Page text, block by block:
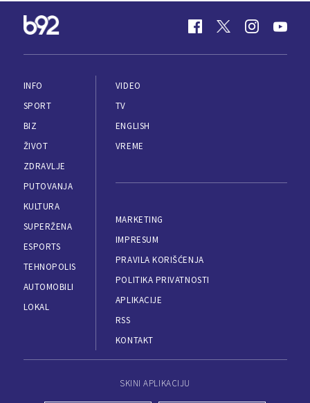
INFO
SPORT
BIZ
ŽIVOT
ZDRAVLJE
PUTOVANJA
KULTURA
SUPERŽENA
ESPORTS
TEHNOPOLIS
AUTOMOBILI
LOKAL
VIDEO
TV
ENGLISH
VREME
MARKETING
IMPRESUM
PRAVILA KORIŠĆENJA
POLITIKA PRIVATNOSTI
APLIKACIJE
RSS
KONTAKT
SKINI APLIKACIJU